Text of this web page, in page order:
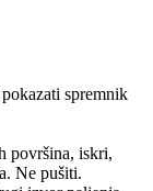
spremnik
površina, iskri,
Ne pušiti.